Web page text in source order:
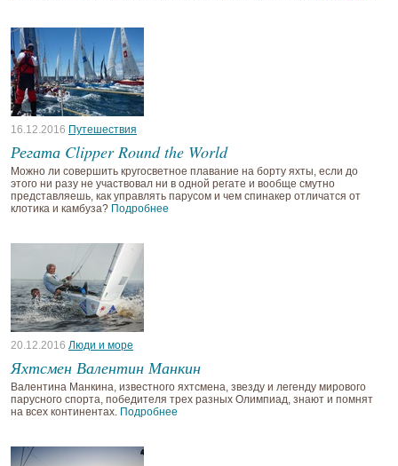
16.12.2016 Путешествия
Регата Clipper Round the World
Можно ли совершить кругосветное плавание на борту яхты, если до
этого ни разу не участвовал ни в одной регате и вообще смутно
представляешь, как управлять парусом и чем спинакер отличатся от
клотика и камбуза? Подробнее
20.12.2016 Люди и море
Яхтсмен Валентин Манкин
Валентина Манкина, известного яхтсмена, звезду и легенду мирового
парусного спорта, победителя трех разных Олимпиад, знают и помнят
на всех континентах. Подробнее